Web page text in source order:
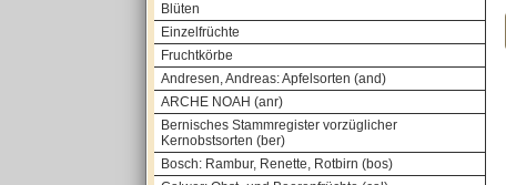
Blüten
Einzelfrüchte
Fruchtkörbe
Andresen, Andreas: Apfelsorten (and)
ARCHE NOAH (anr)
Bernisches Stammregister vorzüglicher
Kernobstsorten (ber)
Bosch: Rambur, Renette, Rotbirn (bos)